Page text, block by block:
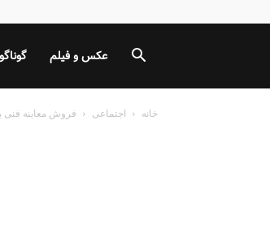
عکس و فیلم
خانه اجتماعی فروش معاینه فنی